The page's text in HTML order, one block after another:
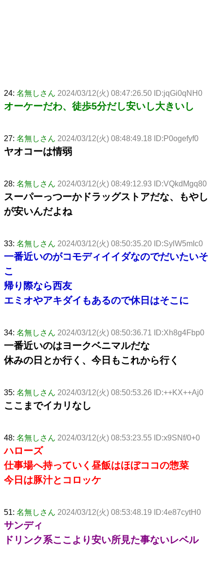
24: 名無しさん 2024/03/12(火) 08:47:26.50 ID:jqGi0qNH0
オーケーだわ、徒歩5分だし安いし大きいし
27: 名無しさん 2024/03/12(火) 08:48:49.18 ID:P0ogefyf0
ヤオコーは情弱
28: 名無しさん 2024/03/12(火) 08:49:12.93 ID:VQkdMgq80
スーパーっつーかドラッグストアだな、もやし
が安いんだよね
33: 名無しさん 2024/03/12(火) 08:50:35.20 ID:SylW5mIc0
一番近いのがコモディイイダなのでだいたいそ
こ
帰り際なら西友
エミオやアキダイもあるので休日はそこに
34: 名無しさん 2024/03/12(火) 08:50:36.71 ID:Xh8g4Fbp0
一番近いのはヨークベニマルだな
休みの日とか行く、今日もこれから行く
35: 名無しさん 2024/03/12(火) 08:50:53.26 ID:++KX++Aj0
ここまでイカリなし
48: 名無しさん 2024/03/12(火) 08:53:23.55 ID:x9SNf/0+0
ハローズ
仕事場へ持っていく昼飯はほぼココの惣菜
今日は豚汁とコロッケ
51: 名無しさん 2024/03/12(火) 08:53:48.19 ID:4e87cytH0
サンディ
ドリンク系ここより安い所見た事ないレベル